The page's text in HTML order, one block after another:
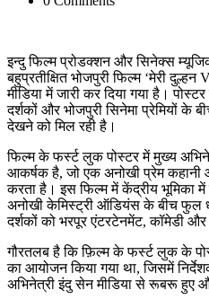
इन्दु फिल्म प्रोडक्शन और सिनेक्स
बहुप्रतीक्षित भोजपुरी फिल्म ‘मेरी
मीडिया में जारी कर दिया गया है।
दर्शकों और भोजपुरी सिनेमा प्रेमियों के
देखने को मिल रही है।
फिल्म के फर्स्ट लुक पोस्टर में मुख्य
आकर्षक है, जो एक अनोखी प्रेम कहानी
करता है। इस फिल्म में केंद्रीय भूमिका
अनोखी केमिस्ट्री ऑडियंस के बीच फुल
दर्शकों को भरपूर एंटरटेनमेंट, कॉमेडी
गौरतलब है कि फ़िल्म के फर्स्ट लुक के
का आयोजन किया गया था, जिसमें
अभिनेत्री इंदु सेन मीडिया से रूबरू हुए